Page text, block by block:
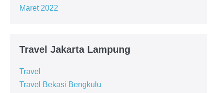
Maret 2022
Travel Jakarta Lampung
Travel
Travel Bekasi Bengkulu